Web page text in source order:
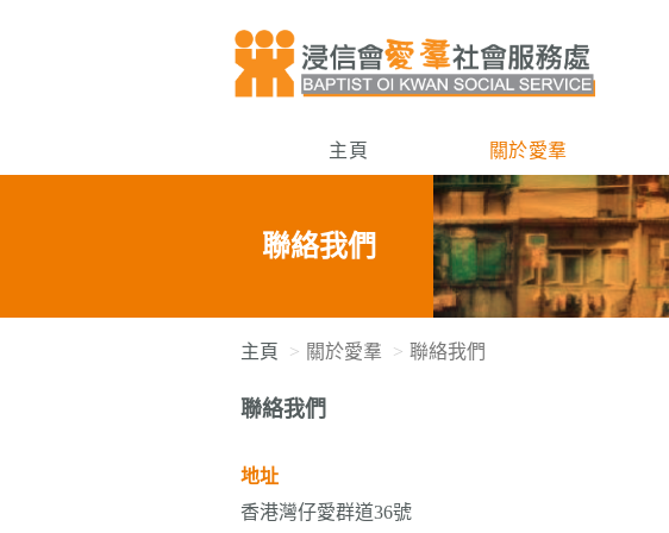
主頁 關於愛羣
聯絡我們
主頁 關於愛羣 聯絡我們
聯絡我們
地址
香港灣仔愛群道36號